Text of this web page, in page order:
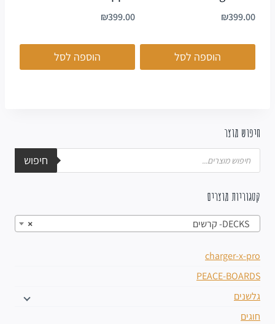
₪399.00
הוספה לסל
₪399.00
הוספה לסל
חיפוש מוצר
חיפוש
קטגוריות מוצרים
×
charger-x-pro
PEACE-BOARDS
גלשנים
חוגים